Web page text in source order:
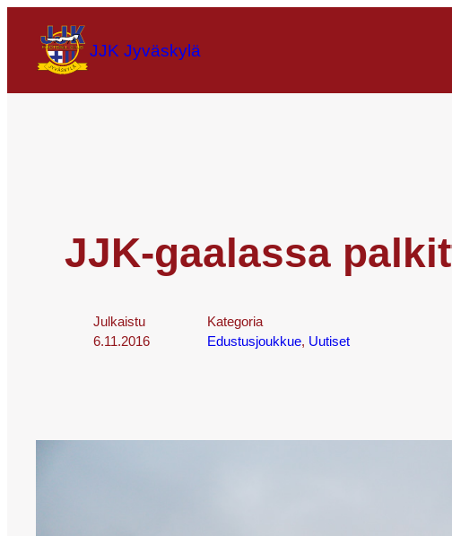
JJK Jyväskylä
JJK-gaalassa
Julkaistu
6.11.2016
Kategoria
Edustusjoukkue, Uutiset